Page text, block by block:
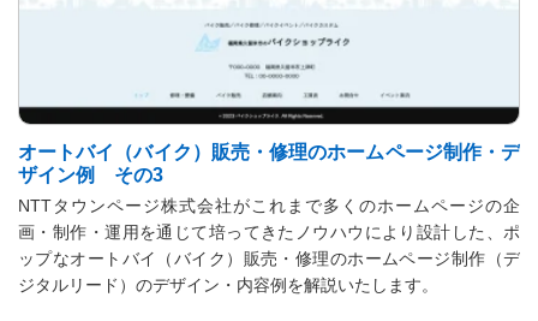
オートバイ（バイク）販売・修理のホームページ制作・デ
ザイン例 その3
NTTタウンページ株式会社がこれまで多くのホームページの企
画・制作・運用を通じて培ってきたノウハウにより設計した、ポ
ップなオートバイ（バイク）販売・修理のホームページ制作（デ
ジタルリード）のデザイン・内容例を解説いたします。